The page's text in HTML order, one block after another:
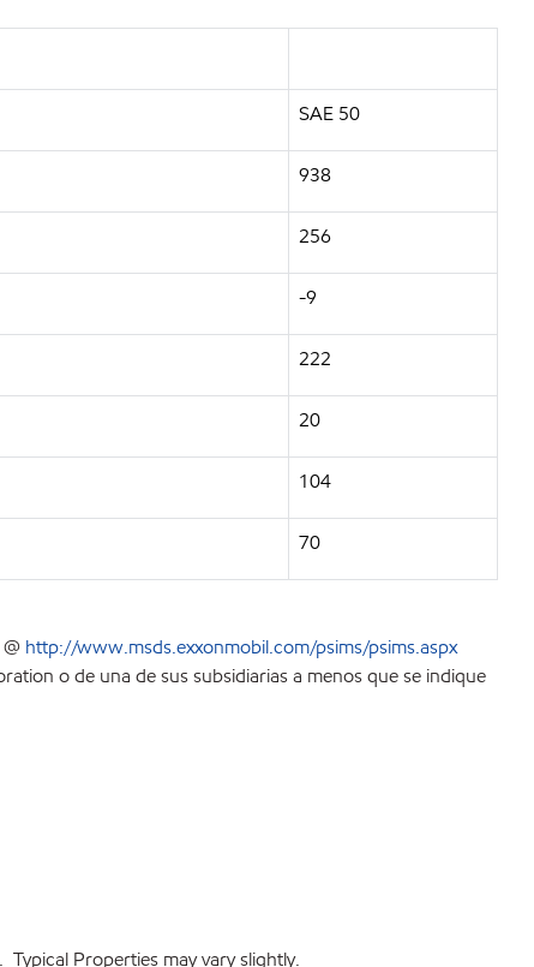
SAE 50
938
256
-9
222
20
104
70
http://www.msds.exxonmobil.com/psims/psims.aspx
o de una de sus subsidiarias a menos que se indique
Properties may vary slightly.